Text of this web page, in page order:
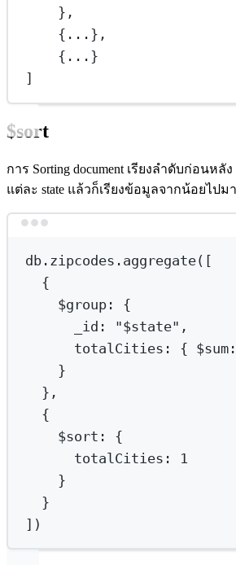
},
{ ... },
{ ... }
]
$sort
การ Sorting document เรียงลำดับก่อนหลั
แต่ละ state แล้วก็เรียงข้อมูลจากน้อยไปม
db.zipcodes.aggregate([
{
$group :
{
_id:
"$state",
totalCities:
{ $sum :
}
},
{
$sort :
{
totalCities:
1
}
}
])